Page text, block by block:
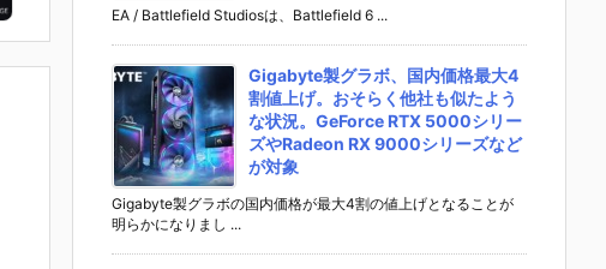
EA / Battlefield Studiosは、Battlefield 6 ...
Gigabyte製グラボ、国内価格最大4
割値上げ。おそらく他社も似たよう
な状況。GeForce RTX 5000シリー
ズやRadeon RX 9000シリーズなど
が対象
Gigabyte製グラボの国内価格が最大4割の値上げとなることが
明らかになりまし ...